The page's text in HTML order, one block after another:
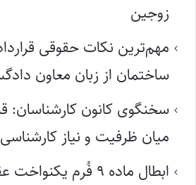
زوجین
مهم‌ترین نکات حقوقی
ساختمان از زبان معاون
سخنگوی کانون کارشناسان:
میان ظرفیت و نیاز
ابطال ماده ۹ فُرم